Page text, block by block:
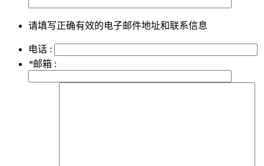
请填写正确有效的电子邮件地址和联系信息
电话 :
*邮箱 :